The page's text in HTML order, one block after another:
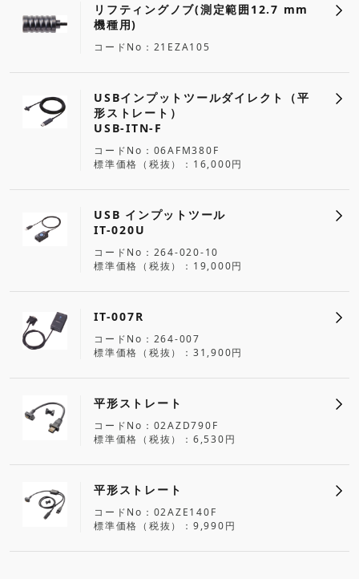
リフティングノブ(測定範囲12.7 mm
機種用)
コードNo 21EZA105
USBインプットツールダイレクト（平
形ストレート）
USB-ITN-F
コードNo
06AFM380F
標準価格（税抜）
16,000円
USB インプットツール
IT-020U
コードNo
264-020-10
標準価格（税抜）
19,000円
IT-007R
コードNo
264-007
標準価格（税抜）
31,900円
平形ストレート
コードNo
02AZD790F
標準価格（税抜）
6,530円
平形ストレート
コードNo
02AZE140F
標準価格（税抜）
9,990円